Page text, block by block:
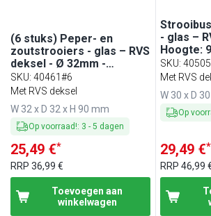
(6 stuks) Peper- en
zoutstrooiers - glas – RVS
deksel - Ø 32mm -
Hoogte: 90mm
SKU: 40461#6
Met RVS deksel
W 32 x D 32 x H 90 mm
Op voorraad!: 3 - 5 dagen
25,49 €*
RRP 36,99 €
Toevoegen aan
winkelwagen
- glas –
Hoogte:
SKU:40505
Met RVS
W 30 x D
Op
29,49 €*
RRP46,99